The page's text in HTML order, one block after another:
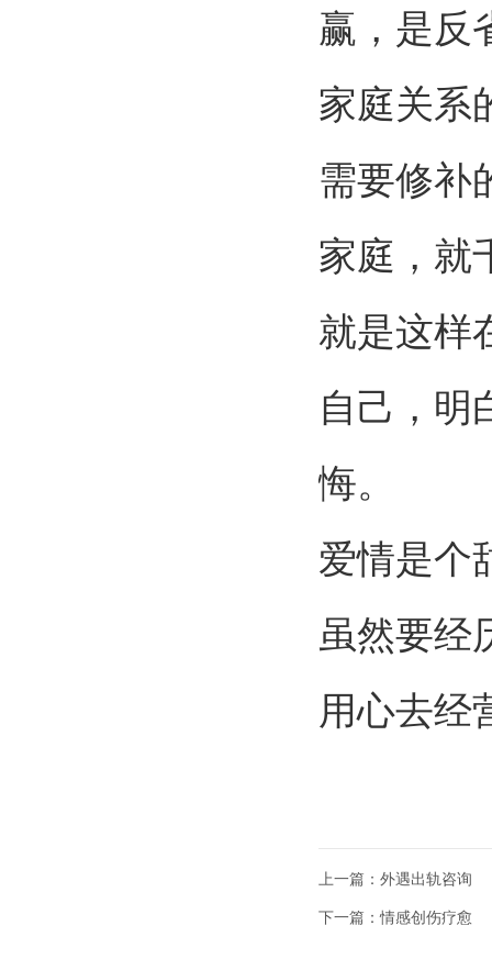
赢，是反
家庭关系
需要修补
家庭，就
就是这样
自己，明
悔。
爱情是个
虽然要经
用心去经
上一篇：外遇出轨咨询
下一篇：情感创伤疗愈